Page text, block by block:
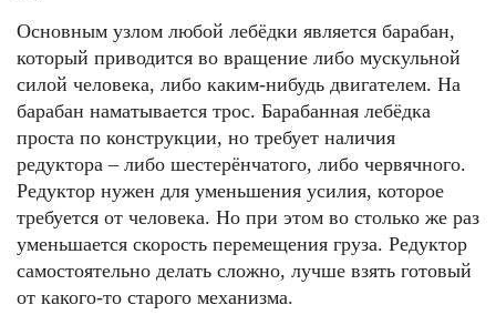
Основным узлом любой лебёдки является барабан,
который приводится во вращение либо мускульной
силой человека, либо каким-нибудь двигателем. На
барабан наматывается трос. Барабанная лебёдка
проста по конструкции, но требует наличия
редуктора – либо шестерёнчатого, либо червячного.
Редуктор нужен для уменьшения усилия, которое
требуется от человека. Но при этом во столько же раз
уменьшается скорость перемещения груза. Редуктор
самостоятельно делать сложно, лучше взять готовый
от какого-то старого механизма.